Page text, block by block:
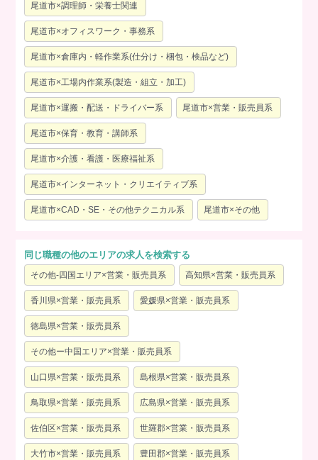
尾道市×調理師・栄養士関連
尾道市×オフィスワーク・事務系
尾道市×倉庫内・軽作業系(仕分け・梱包・検品など)
尾道市×工場内作業系(製造・組立・加工)
尾道市×運搬・配送・ドライバー系 尾道市×営業・販売員系
尾道市×保育・教育・講師系
尾道市×介護・看護・医療福祉系
尾道市×インターネット・クリエイティブ系
尾道市×CAD・SE・その他テクニカル系 尾道市×その他
同じ職種の他のエリアの求人を検索する
その他-四国エリア×営業・販売員系 高知県×営業・販売員系
香川県×営業・販売員系 愛媛県×営業・販売員系
徳島県×営業・販売員系
その他ー中国エリア×営業・販売員系
山口県×営業・販売員系 島根県×営業・販売員系
鳥取県×営業・販売員系 広島県×営業・販売員系
佐伯区×営業・販売員系 世羅郡×営業・販売員系
大竹市×営業・販売員系 豊田郡×営業・販売員系